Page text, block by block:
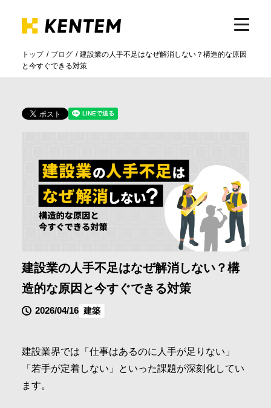
製品・サービス
ICTの活用
サポート
会社情報
お問合せ・申込
トップ ブログ
建設業の人手不足はなぜ解消しない？構造的な原因
と今すぐできる対策
建設業の人手不足はなぜ解消しない？構
造的な原因と今すぐできる対策
2026/04/16 建築
建設業界では「仕事はあるのに人手が足りない」
「若手が定着しない」といった課題が深刻化してい
ます。